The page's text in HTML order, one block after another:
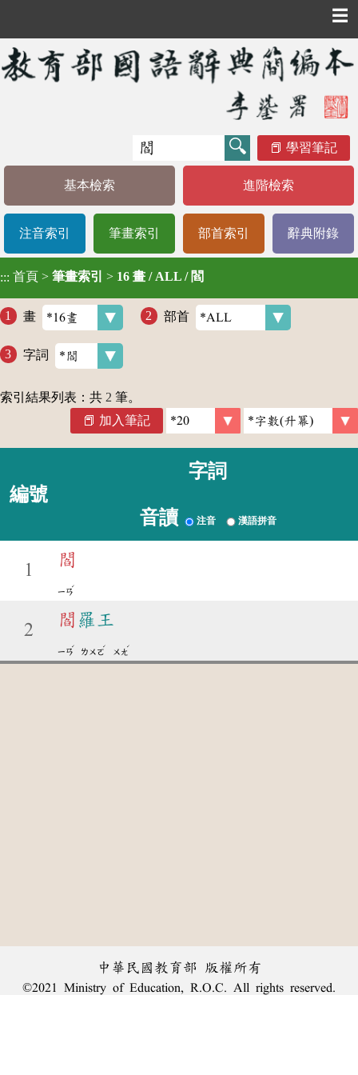
☰
學習筆記
基本檢索 進階檢索
注音索引 筆畫索引 部首索引 辭典附錄
::: 首頁 > 筆畫索引 > 16 畫 / ALL / 閻
畫 部首
字詞
索引結果列表：共 2 筆。
加入筆記
編號
字詞
音讀 注音 漢語拼音
1
閻
ㄧㄢ
ˊ
2
閻 羅王
ㄧㄢ
ˊ
ㄌㄨㄛ
ˊ
ㄨㄤ
ˊ
中華民國教育部 版權所有
©2021 Ministry of Education, R.O.C. All rights reserved.